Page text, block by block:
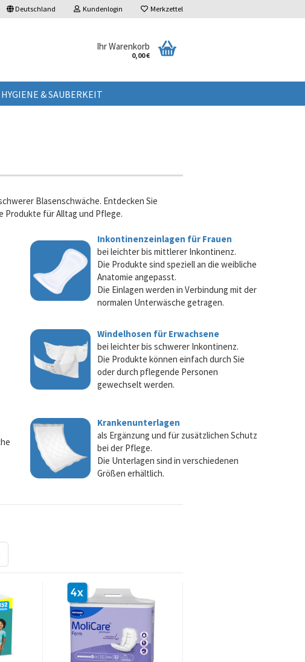
Deutschland Kundenlogin Merkzettel
Ihr Warenkorb
0,00 €
HYGIENE & SAUBERKEIT
Blasenschwäche. Entdecken Sie
Produkte für Alltag und Pflege.
Inkontinenzeinlagen für Frauen
bei leichter bis mittlerer Inkontinenz.
Die Produkte sind speziell an die weibliche
Anatomie angepasst.
Die Einlagen werden in Verbindung mit der
normalen Unterwäsche getragen.
Windelhosen für Erwachsene
bei leichter bis schwerer Inkontinenz.
Die Produkte können einfach durch Sie
oder durch pflegende Personen
gewechselt werden.
Krankenunterlagen
als Ergänzung und für zusätzlichen Schutz
bei der Pflege.
Die Unterlagen sind in verschiedenen
Größen erhältlich.